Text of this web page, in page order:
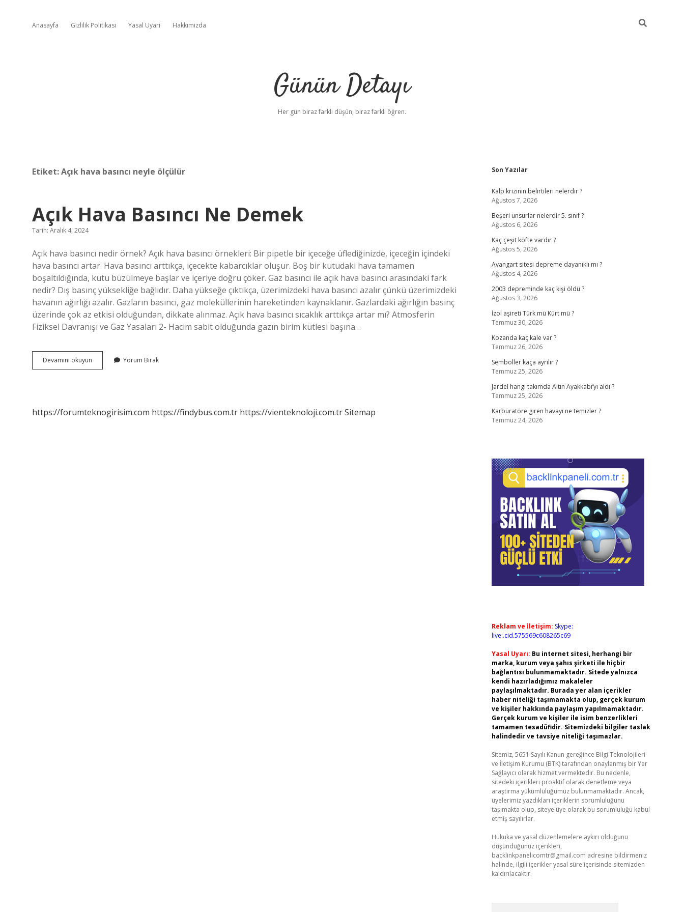
Anasayfa Gizlilik Politikası Yasal Uyarı Hakkımızda
Günün Detayı
Her gün biraz farklı düşün, biraz farklı öğren.
Etiket:Açık hava basıncı neyle ölçülür
Açık Hava Basıncı Ne Demek
Tarih: Aralık 4, 2024
Açık hava basıncı nedir örnek? Açık hava basıncı örnekleri: Bir pipetle bir içeceğe üflediğinizde, içeceğin içindeki
hava basıncı artar. Hava basıncı arttıkça, içecekte kabarcıklar oluşur. Boş bir kutudaki hava tamamen
boşaltıldığında, kutu büzülmeye başlar ve içeriye doğru çöker. Gaz basıncı ile açık hava basıncı arasındaki fark
nedir? Dış basınç yüksekliğe bağlıdır. Daha yükseğe çıktıkça, üzerimizdeki hava basıncı azalır çünkü üzerimizdeki
havanın ağırlığı azalır. Gazların basıncı, gaz moleküllerinin hareketinden kaynaklanır. Gazlardaki ağırlığın basınç
üzerinde çok az etkisi olduğundan, dikkate alınmaz. Açık hava basıncı sıcaklık arttıkça artar mı? Atmosferin
Fiziksel Davranışı ve Gaz Yasaları 2- Hacim sabit olduğunda gazın birim kütlesi başına…
Devamını okuyun
Hava
Yorum Bırak
https://forumteknogirisim.com https://findybus.com.tr https://vienteknoloji.com.trSitemap
Sidebar
Son Yazılar
Kalp krizinin belirtileri nelerdir ?
Ağustos 7, 2026
Beşeri unsurlar nelerdir 5. sınıf ?
Ağustos 6, 2026
Kaç çeşit köfte vardır ?
Ağustos 5, 2026
Avangart sitesi depreme dayanıklı mı ?
Ağustos 4, 2026
2003 depreminde kaç kişi öldü ?
Ağustos 3, 2026
İzol aşireti Türk mü Kürt mü ?
Temmuz 30, 2026
Kozanda kaç kale var ?
Temmuz 26, 2026
Semboller kaça ayrılır ?
Temmuz 25, 2026
Jardel hangi takımda Altın Ayakkabı’yı aldı ?
Temmuz 25, 2026
Karbüratöre giren havayı ne temizler ?
Temmuz 24, 2026
Reklam ve İletişim: Skype:
live:.cid.575569c608265c69
Yasal Uyarı: Bu internet sitesi, herhangi bir
marka, kurum veya şahıs şirketi ile hiçbir
bağlantısı bulunmamaktadır. Sitede yalnızca
kendi hazırladığımız makaleler
paylaşılmaktadır. Burada yer alan içerikler
haber niteliği taşımamakta olup, gerçek kurum
ve kişiler hakkında paylaşım yapılmamaktadır.
Gerçek kurum ve kişiler ile isim benzerlikleri
tamamen tesadüfidir. Sitemizdeki bilgiler taslak
halindedir ve tavsiye niteliği taşımazlar.
Sitemiz, 5651 Sayılı Kanun gereğince Bilgi Teknolojileri
ve İletişim Kurumu (BTK) tarafından onaylanmış bir Yer
Sağlayıcı olarak hizmet vermektedir. Bu nedenle,
sitedeki içerikleri proaktif olarak denetleme veya
araştırma yükümlülüğümüz bulunmamaktadır. Ancak,
üyelerimiz yazdıkları içeriklerin sorumluluğunu
taşımakta olup, siteye üye olarak bu sorumluluğu kabul
etmiş sayılırlar.
Hukuka ve yasal düzenlemelere aykırı olduğunu
düşündüğünüz içerikleri,
backlinkpanelicomtr@gmail.com adresine bildirmeniz
halinde, ilgili içerikler yasal süre içerisinde sitemizden
kaldırılacaktır.